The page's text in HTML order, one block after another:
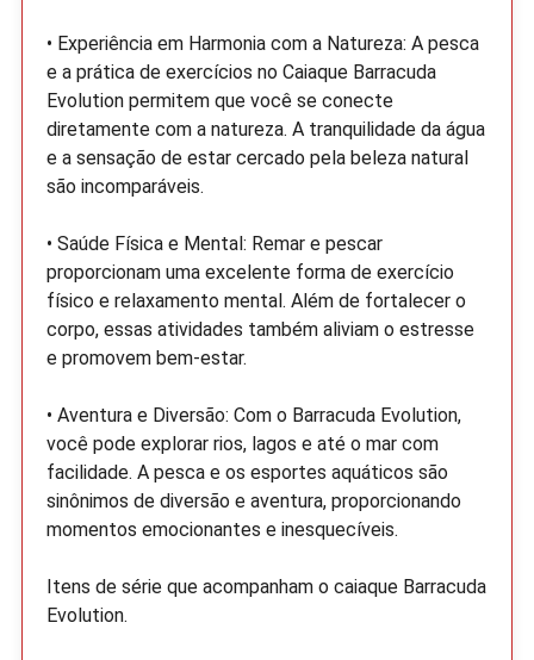
• Experiência em Harmonia com a Natureza: A pesca
e a prática de exercícios no Caiaque Barracuda
Evolution permitem que você se conecte
diretamente com a natureza. A tranquilidade da água
e a sensação de estar cercado pela beleza natural
são incomparáveis.
• Saúde Física e Mental: Remar e pescar
proporcionam uma excelente forma de exercício
físico e relaxamento mental. Além de fortalecer o
corpo, essas atividades também aliviam o estresse
e promovem bem-estar.
• Aventura e Diversão: Com o Barracuda Evolution,
você pode explorar rios, lagos e até o mar com
facilidade. A pesca e os esportes aquáticos são
sinônimos de diversão e aventura, proporcionando
momentos emocionantes e inesquecíveis.
Itens de série que acompanham o caiaque Barracuda
Evolution.